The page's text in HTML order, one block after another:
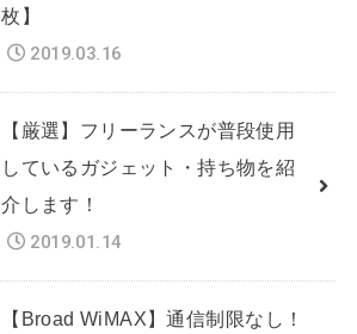
枚】
2019.03.16
【厳選】フリーランスが普段使用
しているガジェット・持ち物を紹
介します！
2019.01.14
【Broad WiMAX】通信制限なし！